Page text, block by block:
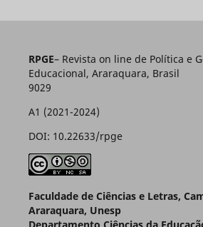
RPGE– Revista on line de Política e
Educacional, Araraquara, Brasil
9029
A1 (2021-2024)
DOI: 10.22633/rpge
Faculdade de Ciências e Letras,
Araraquara, Unesp